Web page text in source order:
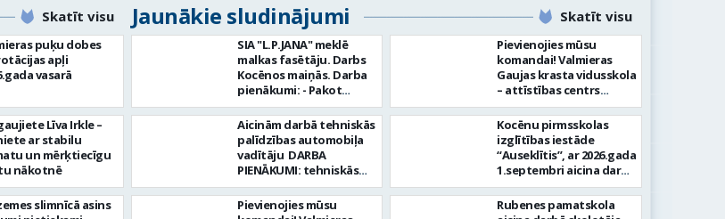
Skatīt visu Jaunākie sludinājumi Skatīt visu
puķu dobes
apļi
vasarā
Līva Irkle –
ar stabilu
un mērķtiecīgu
nākotnē
slimnīcā asins
SIA "L.P.JANA" meklē
malkas fasētāju. Darbs
Kocēnos maiņās. Darba
pienākumi: - Pakot
kamīnmalku, atbilstoši
darba uzdevumam -
Marķēt un pārbaudīt
gatavo produkciju -
Rūpēties par darba
darba vietā Prasības
kandidātiem: - Laba
Aicinām darbā tehniskās
palīdzības automobiļa
vadītāju DARBA
PIENĀKUMI: tehniskās
palīdzības sniegšana
transportlīdzekļu
evakuācija
Pievienojies mūsu
Pievienojies mūsu
komandai! Valmieras
Gaujas krasta vidusskola
– attīstības centrs
(adrese: Jumaras iela 9,
Valmiera) aicina darbā
SPECIĀLO PEDAGOGU
PIRMSSKOLĀ. Ja Tev ir
vēlme: Veikt bērnu
attīstības, mācīšanās un
speciālo vajadzību
izvērtēšanu savas
Kocēnu pirmsskolas
izglītības iestāde
“Auseklītis”, ar 2026.gada
1.septembri aicina darbā
radošu pirmsskolas
izglītības mūzikas
skolotāju (0,675 likmes,
Rubenes pamatskola